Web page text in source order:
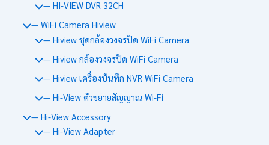
— HI-VIEW DVR 32CH
— WiFi Camera Hiview
— Hiview ชุดกล้องวงจรปิด WiFi Camera
— Hiview กล้องวงจรปิด WiFi Camera
— Hiview เครื่องบันทึก NVR WiFi Camera
— Hi-View ตัวขยายสัญญาณ Wi-Fi
— Hi-View Accessory
— Hi-View Adapter